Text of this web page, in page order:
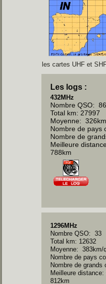
les cartes UHF et
Les logs :
432MHz
Nombre QSO: 86
Total km: 27997
Moyenne:
Nombre de pays
Nombre de
Meilleure
788km
1296MHz
Nombre QSO: 33
Total km: 12632
Moyenne: 383km/
Nombre de pays
Nombre de grands
Meilleure
812km